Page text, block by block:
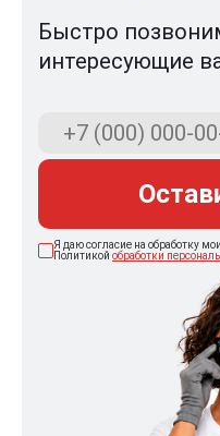
Быстро
интересующие
Я даю согласие на обработку
Политикой обработки